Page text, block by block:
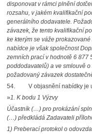
disponovat v rámci plnění
rozsahu, v jakém kvalifikační
generálního dodavatele.
závazek, že tento kvalifikační
ke kterým se váže
nabídce je však společnost
zemních prací v hodnotě 6 877
poddodavatelů) a ve smlouvě
požadovaný závazek
54. V objasnění nabídky je
»1. K bodu 1 Výzvy
Účastník (…) pro prokázání
(…) předkládá Zadavateli
1) Preberací protokol o